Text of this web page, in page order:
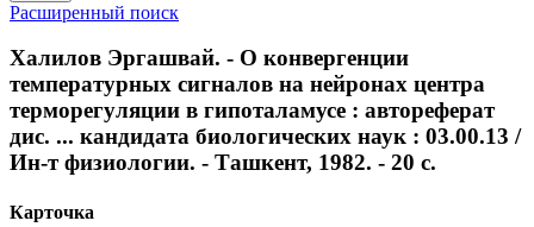
Расширенный поиск
Халилов Эргашвай. - О конвергенции
температурных сигналов на нейронах центра
терморегуляции в гипоталамусе : автореферат
дис. ... кандидата биологических наук : 03.00.13 /
Ин-т физиологии. - Ташкент, 1982. - 20 с.
Карточка